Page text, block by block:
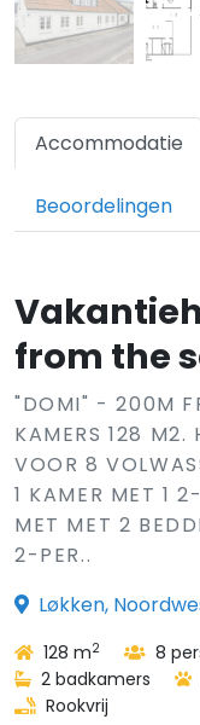
Accommodatie
Beoordelingen
from the
"DOMI" - 200M
KAMERS 128 M2.
VOOR 8
1 KAMER MET 1
MET MET 2
2-PER..
Løkken,
128 m2 8
2 badkamers
Rookvrij